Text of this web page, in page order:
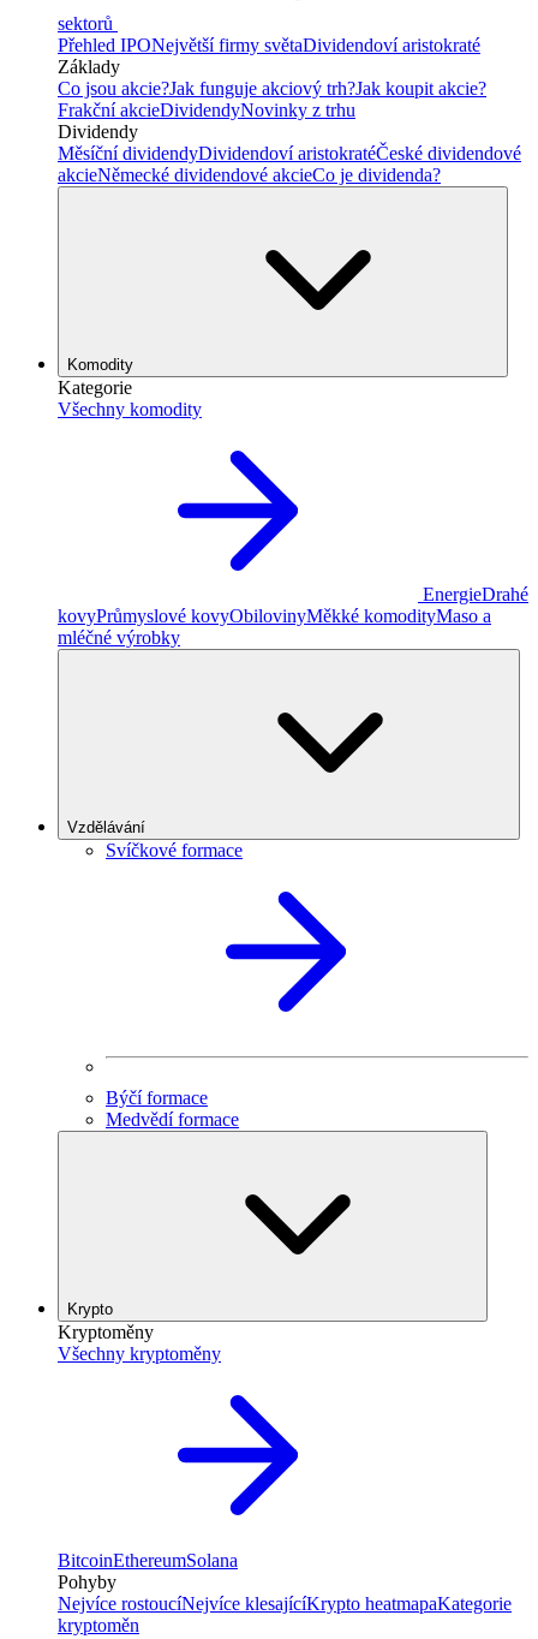
sektorů
Přehled IPONejvětší firmy světaDividendoví aristokraté
Základy
Co jsou akcie?Jak funguje akciový trh?Jak koupit akcie?
Frakční akcieDividendyNovinky z trhu
Dividendy
Měsíční dividendyDividendoví aristokratéČeské dividendové
akcieNěmecké dividendové akcieCo je dividenda?
Komodity
Kategorie
Všechny komodity
EnergieDrahé
kovyPrůmyslové kovyObilovinyMěkké komodityMaso a
mléčné výrobky
Vzdělávání
Svíčkové formace
Býčí formace
Medvědí formace
Krypto
Kryptoměny
Všechny kryptoměny
BitcoinEthereumSolana
Pohyby
Nejvíce rostoucíNejvíce klesajícíKrypto heatmapaKategorie
kryptoměn